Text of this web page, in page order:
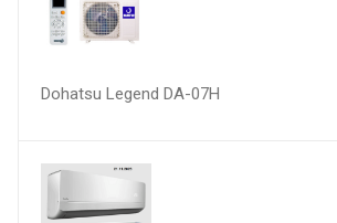
Dohatsu Legend DA-07H